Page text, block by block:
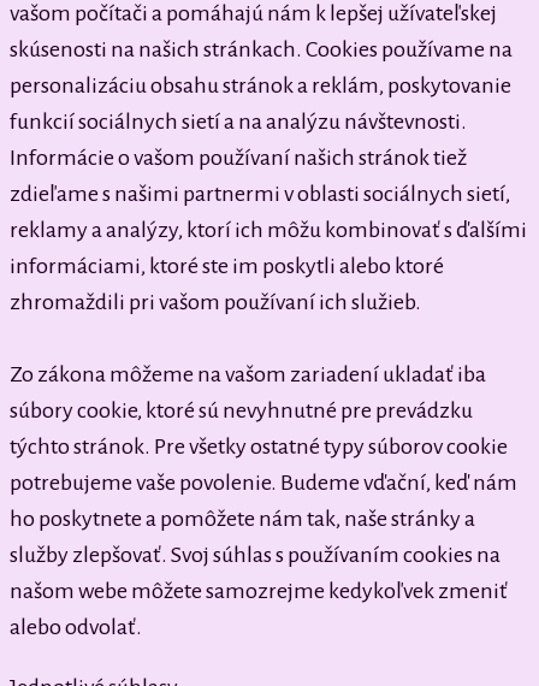
vašom počítači a pomáhajú nám k lepšej užívateľskej
skúsenosti na našich stránkach. Cookies používame na
personalizáciu obsahu stránok a reklám, poskytovanie
funkcií sociálnych sietí a na analýzu návštevnosti.
Informácie o vašom používaní našich stránok tiež
zdieľame s našimi partnermi v oblasti sociálnych sietí,
reklamy a analýzy, ktorí ich môžu kombinovať s ďalšími
informáciami, ktoré ste im poskytli alebo ktoré
zhromaždili pri vašom používaní ich služieb.
Zo zákona môžeme na vašom zariadení ukladať iba
súbory cookie, ktoré sú nevyhnutné pre prevádzku
týchto stránok. Pre všetky ostatné typy súborov cookie
potrebujeme vaše povolenie. Budeme vďační, keď nám
ho poskytnete a pomôžete nám tak, naše stránky a
služby zlepšovať. Svoj súhlas s používaním cookies na
našom webe môžete samozrejme kedykoľvek zmeniť
alebo odvolať.